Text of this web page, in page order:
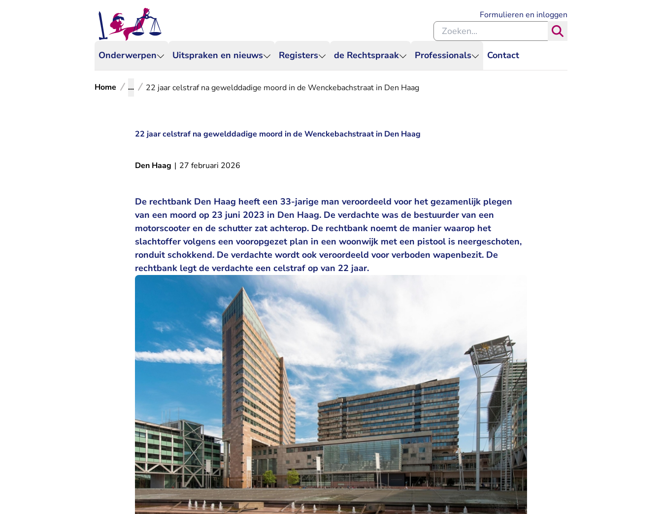
Onderwerpen Uitspraken en nieuws Registers de Rechtspraak Professionals Contact
Formulieren en inloggen
Zoeken binnen de Rechtspraak
Home ... 22 jaar celstraf na gewelddadige moord in de Wenckebachstraat in Den Haag
22 jaar celstraf na gewelddadige moord in de Wenckebachstraat in Den Haag
Den Haag | 27 februari 2026
De rechtbank Den Haag heeft een 33-jarige man veroordeeld voor het gezamenlijk plegen
van een moord op 23 juni 2023 in Den Haag. De verdachte was de bestuurder van een
motorscooter en de schutter zat achterop. De rechtbank noemt de manier waarop het
slachtoffer volgens een vooropgezet plan in een woonwijk met een pistool is neergeschoten,
ronduit schokkend. De verdachte wordt ook veroordeeld voor verboden wapenbezit. De
rechtbank legt de verdachte een celstraf op van 22 jaar.